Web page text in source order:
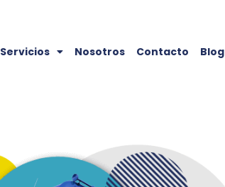
Servicios Nosotros Contacto Blog